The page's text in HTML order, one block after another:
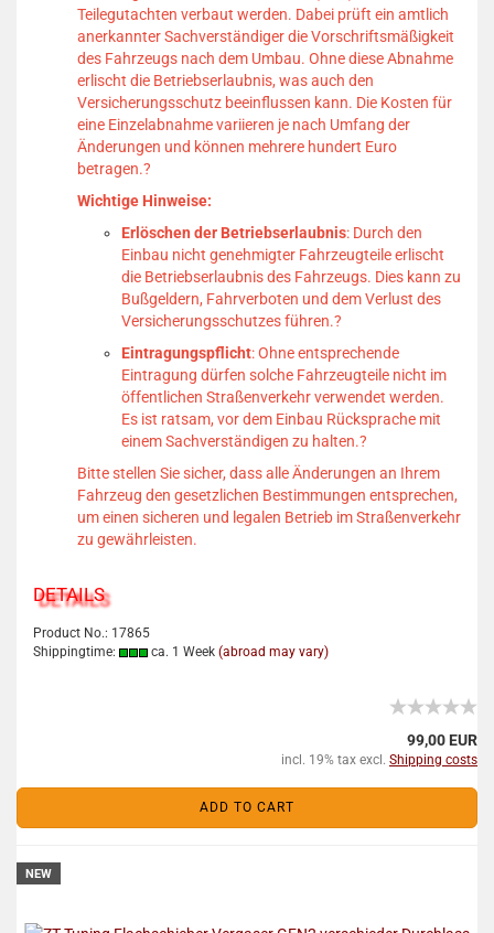
Teilegutachten verbaut werden. Dabei prüft ein amtlich
anerkannter Sachverständiger die Vorschriftsmäßigkeit
des Fahrzeugs nach dem Umbau. Ohne diese Abnahme
erlischt die Betriebserlaubnis, was auch den
Versicherungsschutz beeinflussen kann. Die Kosten für
eine Einzelabnahme variieren je nach Umfang der
Änderungen und können mehrere hundert Euro
betragen.?
Wichtige Hinweise:
Erlöschen der Betriebserlaubnis: Durch den
Einbau nicht genehmigter Fahrzeugteile erlischt
die Betriebserlaubnis des Fahrzeugs. Dies kann zu
Bußgeldern, Fahrverboten und dem Verlust des
Versicherungsschutzes führen.?
Eintragungspflicht:Ohne entsprechende
Eintragung dürfen solche Fahrzeugteile nicht im
öffentlichen Straßenverkehr verwendet werden.
Es ist ratsam, vor dem Einbau Rücksprache mit
einem Sachverständigen zu halten.?
Bitte stellen Sie sicher, dass alle Änderungen an Ihrem
Fahrzeug den gesetzlichen Bestimmungen entsprechen,
um einen sicheren und legalen Betrieb im Straßenverkehr
zu gewährleisten.
DETAILS
Product No.: 17865
Shippingtime:
ca. 1 Week (abroad may vary)
99,00 EUR
incl. 19% tax excl. Shipping costs
ADD TO CART
NEW